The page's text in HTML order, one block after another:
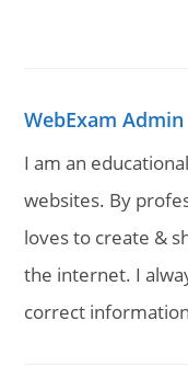
WebExam Admin
I am an
websites. By
loves to create &
the internet. I
correct